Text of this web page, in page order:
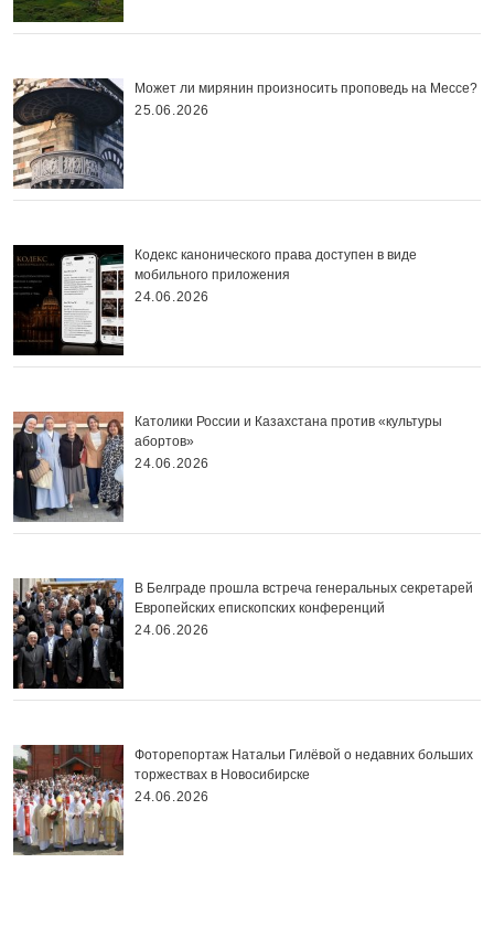
Может ли мирянин произносить проповедь на Мессе?
25.06.2026
Кодекс канонического права доступен в виде
мобильного приложения
24.06.2026
Католики России и Казахстана против «культуры
абортов»
24.06.2026
В Белграде прошла встреча генеральных секретарей
Европейских епископских конференций
24.06.2026
Фоторепортаж Натальи Гилёвой о недавних больших
торжествах в Новосибирске
24.06.2026